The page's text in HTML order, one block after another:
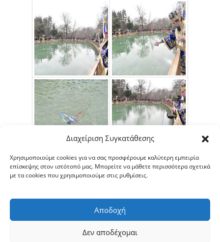
Διαχείριση Συγκατάθεσης
Χρησιμοποιούμε cookies για να σας προσφέρουμε καλύτερη εμπειρία
επίσκεψης στον ιστότοπό μας. Μπορείτε να μάθετε περισσότερα σχετικά
με τα cookies που χρησιμοποιούμε στις ρυθμίσεις.
Αποδοχή
Δεν αποδέχομαι